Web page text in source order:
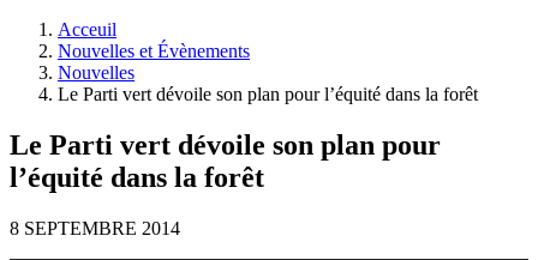
Acceuil
Nouvelles et Évènements
Nouvelles
Le Parti vert dévoile son plan pour l’équité dans la forêt
Le Parti vert dévoile son plan pour
l’équité dans la forêt
8 SEPTEMBRE 2014